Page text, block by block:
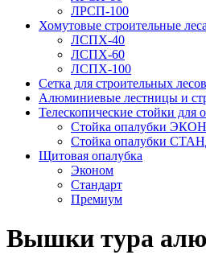
ЛРСП-100
Хомутовые строительные леса
ЛСПХ-40
ЛСПХ-60
ЛСПХ-100
Сетка для строительных лесов
Алюминиевые лестницы и
Телескопические стойки для
Стойка опалубки
Стойка опалубки
Щитовая опалубка
Эконом
Стандарт
Премиум
Вышки тура